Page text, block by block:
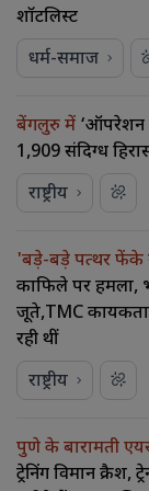
शॉर्टलिस्ट
धर्म-समाज
बेंगलुरु में ‘ऑपरेशन
1,909 संदिग्ध
राष्ट्रीय
'बड़े-बड़े पत्थर फेंके
काफिले पर हमला,
जूते,TMC
रही थीं
राष्ट्रीय
पुणे के बारामती
ट्रेनिंग विमान क्रैश,